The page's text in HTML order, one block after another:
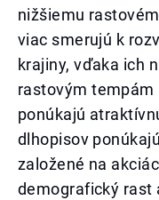
nižšiemu
viac smerujú k
krajiny, vďaka ich
rastovým
ponúkajú
dlhopisov
založené na
demografický rast